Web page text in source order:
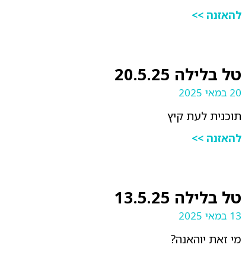
להאזנה >>
טל בלילה 20.5.25
20 במאי 2025
תוכנית לעת קיץ
להאזנה >>
טל בלילה 13.5.25
13 במאי 2025
מי זאת יוהאנה?